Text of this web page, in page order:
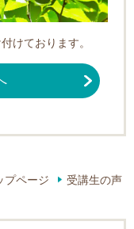
けております。
プページ 受講生の声